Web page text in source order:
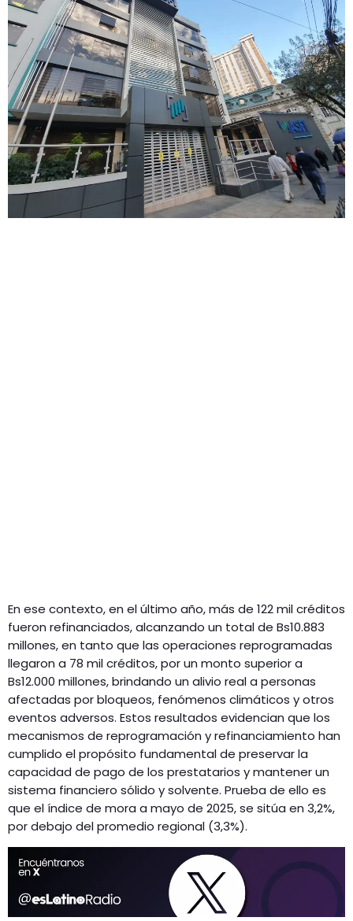
En ese contexto, en el último año, más de 122 mil créditos
fueron refinanciados, alcanzando un total de Bs10.883
millones, en tanto que las operaciones reprogramadas
llegaron a 78 mil créditos, por un monto superior a
Bs12.000 millones, brindando un alivio real a personas
afectadas por bloqueos, fenómenos climáticos y otros
eventos adversos. Estos resultados evidencian que los
mecanismos de reprogramación y refinanciamiento han
cumplido el propósito fundamental de preservar la
capacidad de pago de los prestatarios y mantener un
sistema financiero sólido y solvente. Prueba de ello es
que el índice de mora a mayo de 2025, se sitúa en 3,2%,
por debajo del promedio regional (3,3%).